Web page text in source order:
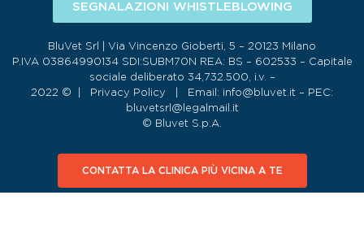
SEGNALAZIONI WHISTLEBLOWING
BluVet Srl | Via Vincenzo Gioberti, 5 – 20123 Milano
P.IVA 03864990134 SDI:SUBM70N REA: BS – 602533 – Capitale
sociale deliberato 34,732.500, i.v. –
2022 © |
Privacy Policy | Email: info@bluvet.it – PEC:
bluvetsrl@legalmail.it
© Bluvet S.p.A.
CONTATTA LA CLINICA PIÙ VICINA A TE